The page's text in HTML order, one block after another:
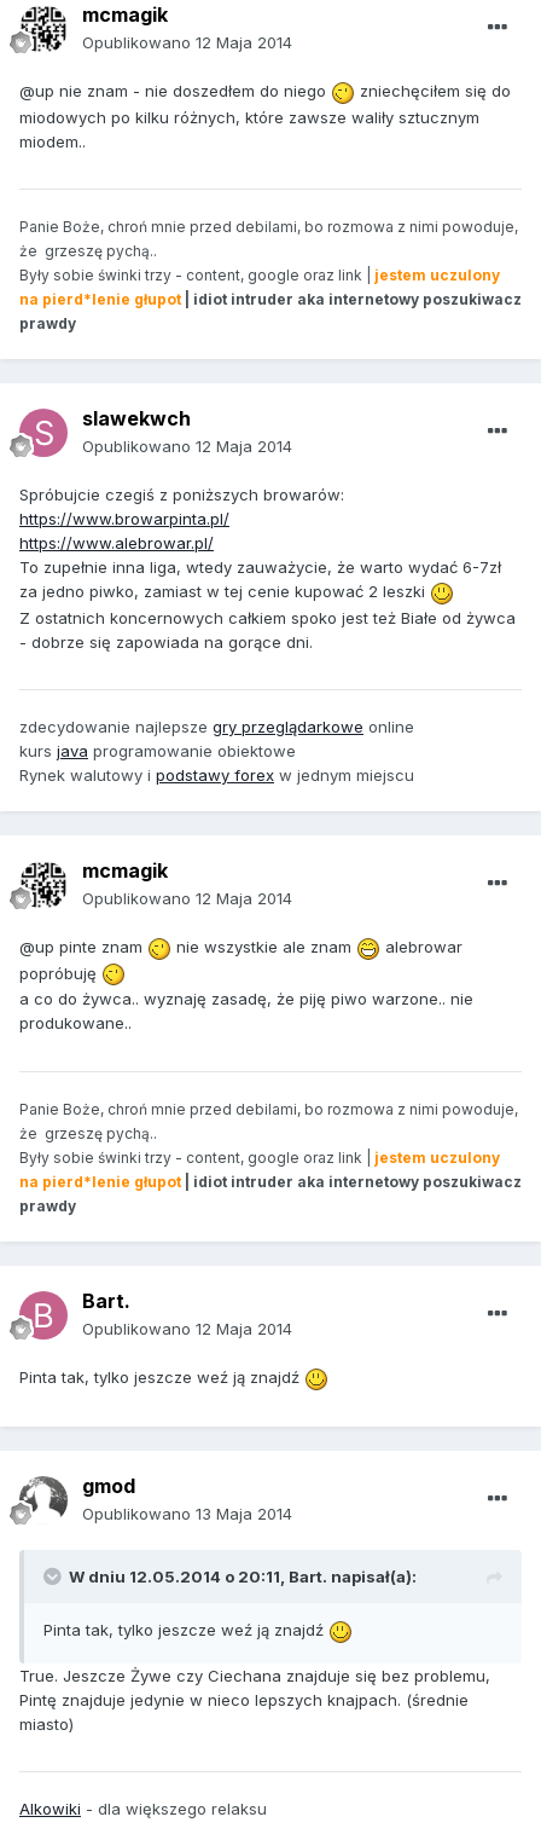
mcmagik
Opublikowano 12 Maja 2014
@up nie znam - nie doszedłem do niego
zniechęciłem się do
miodowych po kilku różnych, które zawsze waliły sztucznym
miodem..
Panie Boże, chroń mnie przed debilami, bo rozmowa z nimi powoduje,
że grzeszę pychą..
Były sobie świnki trzy - content, google oraz link | jestem uczulony
na pierd*lenie głupot| idiot intruder aka internetowy poszukiwacz
prawdy
slawekwch
Opublikowano 12 Maja 2014
Spróbujcie czegiś z poniższych browarów:
https://www.browarpinta.pl/
https://www.alebrowar.pl/
To zupełnie inna liga, wtedy zauważycie, że warto wydać 6-7zł
za jedno piwko, zamiast w tej cenie kupować 2 leszki
Z ostatnich koncernowych całkiem spoko jest też Białe od żywca
- dobrze się zapowiada na gorące dni.
zdecydowanie najlepsze gry przeglądarkowe online
kurs java programowanie obiektowe
Rynek walutowy i podstawy forex w jednym miejscu
mcmagik
Opublikowano 12 Maja 2014
@up pinte znam nie wszystkie ale znam
alebrowar
popróbuję
a co do żywca.. wyznaję zasadę, że piję piwo warzone.. nie
produkowane..
Panie Boże, chroń mnie przed debilami, bo rozmowa z nimi powoduje,
że grzeszę pychą..
Były sobie świnki trzy - content, google oraz link | jestem uczulony
na pierd*lenie głupot| idiot intruder aka internetowy poszukiwacz
prawdy
Bart.
Opublikowano 12 Maja 2014
Pinta tak, tylko jeszcze weź ją znajdź
gmod
Opublikowano 13 Maja 2014
W dniu 12.05.2014 o 20:11, Bart. napisał(a):
Pinta tak, tylko jeszcze weź ją znajdź
True. Jeszcze Żywe czy Ciechana znajduje się bez problemu,
Pintę znajduje jedynie w nieco lepszych knajpach. (średnie
miasto)
Alkowiki - dla większego relaksu